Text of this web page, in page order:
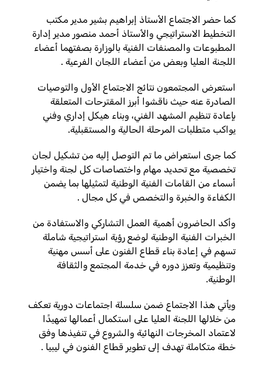
كما حضر الاجتماع الأستاذ إبراهيم بشير مدير مكتب
التخطيط الاستراتيجي والأستاذ أحمد منصور مدير إدارة
المطبوعات والمصنفات الفنية بالوزارة بصفتهما أعضاء
اللجنة العليا وبعض من أعضاء اللجان الفرعية .
استعرض المجتمعون نتائج الاجتماع الأول والتوصيات
الصادرة عنه حيث ناقشوا أبرز المقترحات المتعلقة
بإعادة تنظيم المشهد الفني، وبناء هيكل إداري وفني
يواكب متطلبات المرحلة الحالية والمستقبلية.
كما جرى استعراض ما تم التوصل إليه من تشكيل لجان
تخصصية مع تحديد مهام واختصاصات كل لجنة واختيار
أسماء من القامات الفنية الوطنية لتمثيلها بما يضمن
الكفاءة والخبرة والتخصص في كل مجال .
وأكد الحاضرون أهمية العمل التشاركي والاستفادة من
الخبرات الفنية الوطنية لوضع رؤية استراتيجية شاملة
تسهم في إعادة بناء قطاع الفنون على أسس مهنية
وتنظيمية وتعزز دوره في خدمة المجتمع والثقافة
الوطنية.
ويأتي هذا الاجتماع ضمن سلسلة اجتماعات دورية تعكف
من خلالها اللجنة العليا على استكمال أعمالها تمهيدًا
لاعتماد المخرجات النهائية والشروع في تنفيذها وفق
خطة متكاملة تهدف إلى تطوير قطاع الفنون في ليبيا .